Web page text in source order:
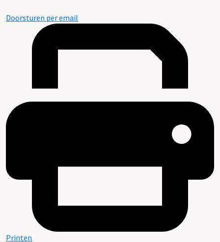
Doorsturen per email
Printen